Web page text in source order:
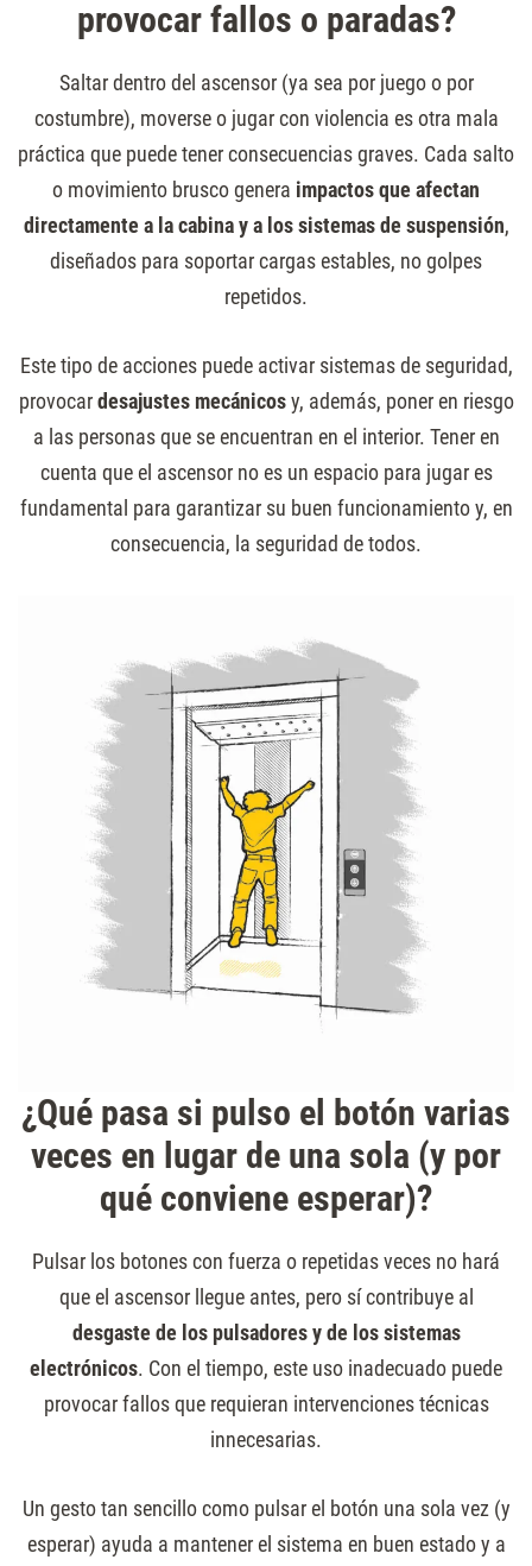
provocar fallos o paradas?
Saltar dentro del ascensor (ya sea por juego o por
costumbre), moverse o jugar con violencia es otra mala
práctica que puede tener consecuencias graves. Cada salto
o movimiento brusco genera impactos que afectan
directamente a la cabina y a los sistemas de suspensión,
diseñados para soportar cargas estables, no golpes
repetidos.
Este tipo de acciones puede activar sistemas de seguridad,
provocardesajustes mecánicosy, además, poner en riesgo
a las personas que se encuentran en el interior. Tener en
cuenta que el ascensor no es un espacio para jugar es
fundamental para garantizar su buen funcionamiento y, en
consecuencia, la seguridad de todos.
¿Qué pasa si pulso el botón varias
veces en lugar de una sola (y por
qué conviene esperar)?
Pulsar los botones con fuerza o repetidas veces no hará
que el ascensor llegue antes, pero sí contribuye al
desgaste de los pulsadores y de los sistemas
electrónicos. Con el tiempo, este uso inadecuado puede
provocar fallos que requieran intervenciones técnicas
innecesarias.
Un gesto tan sencillo como pulsar el botón una sola vez (y
esperar) ayuda a mantener el sistema en buen estado y a